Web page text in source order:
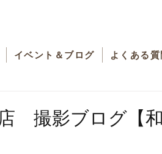
イベント＆ブログ よくある
撮影ブログ【